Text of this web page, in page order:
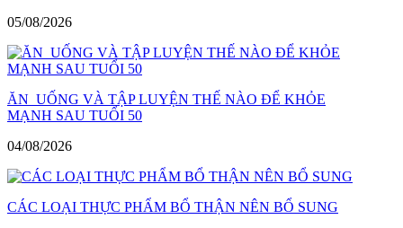
05/08/2026
ĂN UỐNG VÀ TẬP LUYỆN THẾ NÀO ĐỂ KHỎE
MẠNH SAU TUỔI 50
04/08/2026
CÁC LOẠI THỰC PHẨM BỔ THẬN NÊN BỔ SUNG